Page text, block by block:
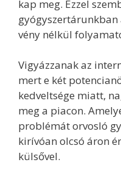
kap meg. Ezzel
vény nélkül
Vigyázzanak az
mert e két
kedveltsége miatt,
meg a piacon.
problémát orvosló
kirívóan olcsó áron
külsővel.